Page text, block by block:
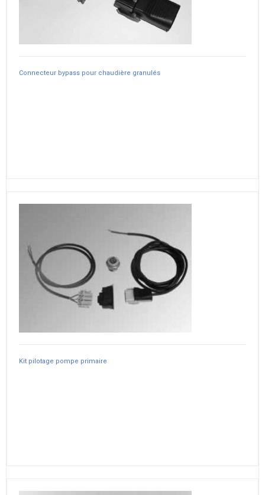
Connecteur bypass pour chaudière granulés
Kit pilotage pompe primaire